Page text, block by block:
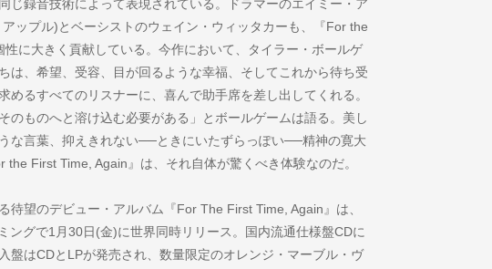
じ録音技術によって表現されている。ドラマーのエイミー・ア
ップル)とベーシストのウェイン・ウィッタカーも、『For the
に大きく貢献している。今作において、タイラー・ボールゲ
は、希望、受容、目が回るような幸福、そしてこれから待ち受
めるすべてのリスナーに、喜んで助手席を差し出してくれる。
のものへと溶け込む必要がある」とボールゲームは語る。美し
な言葉、抑えきれない──ときにいたずらっぽい──精神の寛大
the First Time, Again』は、それ自体が驚くべき体験なのだ。
待望のデビュー・アルバム『For The First Time, Again』は、
ングで1月30日(金)に世界同時リリース。国内流通仕様盤CDに
盤はCDとLPが発売され、数量限定のオレンジ・マーブル・ヴ